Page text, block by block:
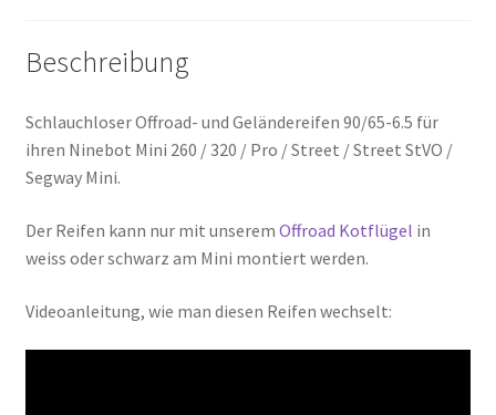
Beschreibung
Schlauchloser Offroad- und Geländereifen 90/65-6.5 für
ihren Ninebot Mini 260 / 320 / Pro / Street / Street StVO /
Segway Mini.
Der Reifen kann nur mit unserem Offroad Kotflügel in
weiss oder schwarz am Mini montiert werden.
Videoanleitung, wie man diesen Reifen wechselt: